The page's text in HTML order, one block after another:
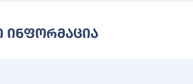
Ინფორმაცია